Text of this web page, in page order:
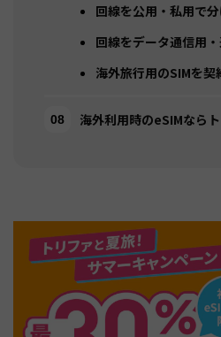
回線を公用・私用で
回線をデータ通信用
海外旅行用のSIMを契
海外利用時のeSIMなら